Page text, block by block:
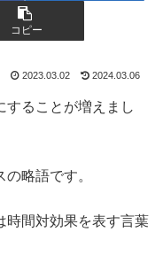
コピー
2023.03.02 2024.03.06
することが増えまし
略語です。
時間対効果を表す言葉